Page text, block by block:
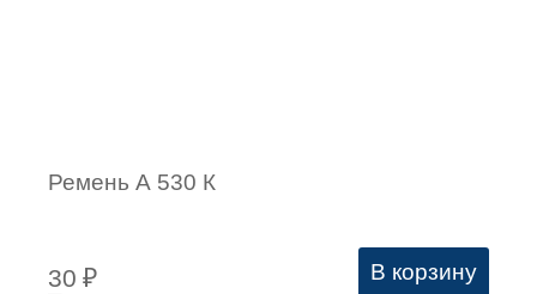
Ремень А 530 К
30 ₽ В корзину